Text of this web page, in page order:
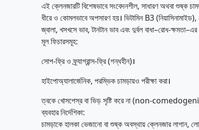
এই ক্লেনজারটি বিশেষভাবে সংবেদনশীল, সাধারণ অথবা
ধীরে ও কোমলভাবে অপসারণ হয়। ভিটামিন B3
জ্বালা, খসখসে ভাব, টানটান ভাব এবং দুর্বল বাধা–রোধ-
মূল ফিচারসমূহ:
সোপ-ফ্রি ও ফ্র্যাগ্রান্স-ফ্রি (গন্ধহীন)।
হাইপোঅ্যালার্জেনিক, পরম্ভিক চামড়ায়ও পরীক্ষা করা।
ত্বকে খোসপেস্র বা ভিড় সৃষ্টি করে না (non-
ব্যবহার নির্দেশিকা:
চামড়াকে হালকা ভেজানো বা শুষ্ক অবস্থায় ক্লেনজার লাগান,